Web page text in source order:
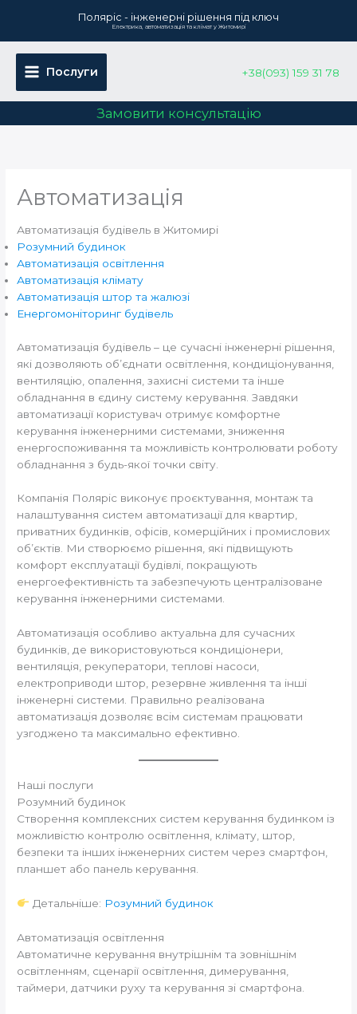
вмісту
Поляріс - інженерні рішення під ключ
Електрика, автоматизація та клімат у Житомирі
Послуги +38(093) 159 31 78
Замовити консультацію
Автоматизація
Автоматизація будівель в Житомирі
Розумний будинок
Автоматизація освітлення
Автоматизація клімату
Автоматизація штор та жалюзі
Енергомоніторинг будівель
Автоматизація будівель – це сучасні інженерні рішення,
які дозволяють об’єднати освітлення, кондиціонування,
вентиляцію, опалення, захисні системи та інше
обладнання в єдину систему керування. Завдяки
автоматизації користувач отримує комфортне
керування інженерними системами, зниження
енергоспоживання та можливість контролювати роботу
обладнання з будь-якої точки світу.
Компанія Поляріс виконує проєктування, монтаж та
налаштування систем автоматизації для квартир,
приватних будинків, офісів, комерційних і промислових
об’єктів. Ми створюємо рішення, які підвищують
комфорт експлуатації будівлі, покращують
енергоефективність та забезпечують централізоване
керування інженерними системами.
Автоматизація особливо актуальна для сучасних
будинків, де використовуються кондиціонери,
вентиляція, рекуператори, теплові насоси,
електроприводи штор, резервне живлення та інші
інженерні системи. Правильно реалізована
автоматизація дозволяє всім системам працювати
узгоджено та максимально ефективно.
Наші послуги
Розумний будинок
Створення комплексних систем керування будинком із
можливістю контролю освітлення, клімату, штор,
безпеки та інших інженерних систем через смартфон,
планшет або панель керування.
Детальніше: Розумний будинок
Автоматизація освітлення
Автоматичне керування внутрішнім та зовнішнім
освітленням, сценарії освітлення, димерування,
таймери, датчики руху та керування зі смартфона.